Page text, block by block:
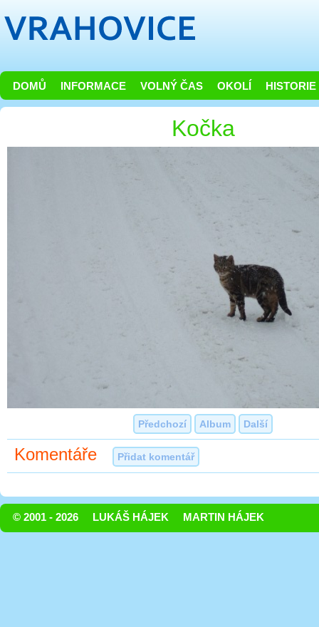
DOMŮ INFORMACE VOLNÝ ČAS OKOLÍ HISTORIE
Kočka
Předchozí Album Další
Komentáře Přidat komentář
© 2001 - 2026 LUKÁŠ HÁJEK MARTIN HÁJEK